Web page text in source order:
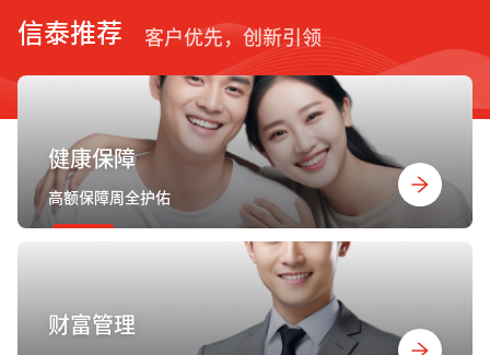
信泰推荐 客户优先，创新引领
健康保障
高额保障周全护佑
财富管理